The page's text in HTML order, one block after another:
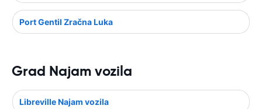
Port Gentil Zračna Luka
Grad Najam vozila
Libreville Najam vozila